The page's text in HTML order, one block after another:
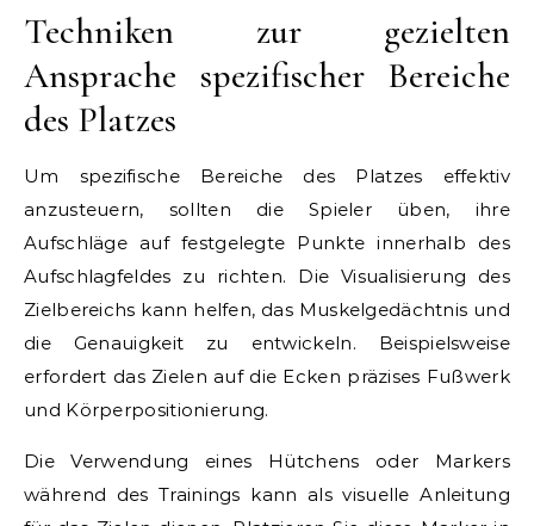
Techniken zur gezielten
Ansprache spezifischer Bereiche
des Platzes
Um spezifische Bereiche des Platzes effektiv
anzusteuern, sollten die Spieler üben, ihre
Aufschläge auf festgelegte Punkte innerhalb des
Aufschlagfeldes zu richten. Die Visualisierung des
Zielbereichs kann helfen, das Muskelgedächtnis und
die Genauigkeit zu entwickeln. Beispielsweise
erfordert das Zielen auf die Ecken präzises Fußwerk
und Körperpositionierung.
Die Verwendung eines Hütchens oder Markers
während des Trainings kann als visuelle Anleitung